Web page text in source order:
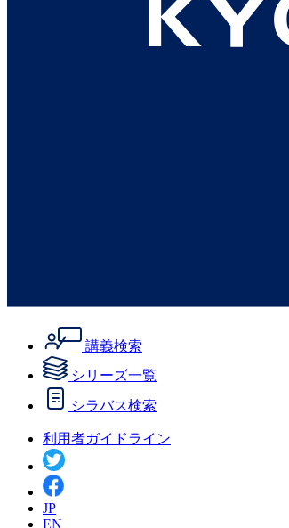
講義検索
シリーズ一覧
シラバス検索
利用者ガイドライン
JP
EN